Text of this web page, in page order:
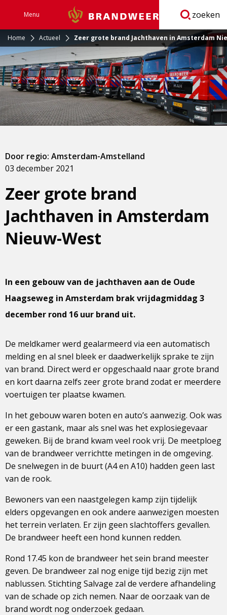
Menu Brandweer zoeken
Home Actueel Zeer grote brand Jachthaven in Amsterdam
Zeer grote brand
Jachthaven in Amsterdam
Nieuw-West
03 december 2021
Door regio: Amsterdam-Amstelland
In een gebouw van de jachthaven aan de Oude
Haagseweg in Amsterdam brak vrijdagmiddag 3
december rond 16 uur brand uit.
De meldkamer werd gealarmeerd via een automatisch
melding en al snel bleek er daadwerkelijk sprake te zijn
van brand. Direct werd er opgeschaald naar grote brand
en kort daarna zelfs zeer grote brand zodat er meerdere
voertuigen ter plaatse kwamen.
In het gebouw waren boten en auto’s aanwezig. Ook was
er een gastank, maar als snel was het explosiegevaar
geweken. Bij de brand kwam veel rook vrij. De meetploeg
van de brandweer verrichtte metingen in de omgeving.
De snelwegen in de buurt (A4 en A10) hadden geen last
van de rook.
Bewoners van een naastgelegen kamp zijn tijdelijk
elders opgevangen en ook andere aanwezigen moesten
het terrein verlaten. Er zijn geen slachtoffers gevallen.
De brandweer heeft een hond kunnen redden.
Rond 17.45 kon de brandweer het sein brand meester
geven. De brandweer zal nog enige tijd bezig zijn met
nablussen. Stichting Salvage zal de verdere afhandeling
van de schade op zich nemen. Naar de oorzaak van de
brand wordt nog onderzoek gedaan.